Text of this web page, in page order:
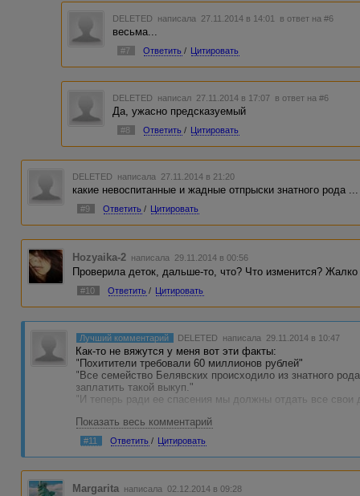
DELETED написала 27.11.2014 в 14:01 в ответ на #6
весьма...
#7 Ответить / Цитировать
DELETED написал 27.11.2014 в 17:07 в ответ на #6
Да, ужасно предсказуемый
#8 Ответить / Цитировать
DELETED написала 27.11.2014 в 21:20
какие невоспитанные и жадные отпрыски знатного рода ...
#9 Ответить / Цитировать
Hozyaika-2 написала 29.11.2014 в 00:56
Проверила деток, дальше-то, что? Что изменится?
#10 Ответить / Цитировать
Лучший комментарий DELETED написала 29.11.2014 в 10:47
Как-то не вяжутся у меня вот эти факты:
"Похитители требовали 60 миллионов рублей"
"Все семейство Белявских происходило из знатного
заплатить такой выкуп."
"И теперь ради ее спасения мы должны отдать все свои
В России знатное происхождение не равно богатство,
позволить или это было все, что у них есть? Как-то у
происхождение. Не верится в такое коварство детей.
наверняка убили? Почему бы не обратиться в полицию
сложилось в рассказе, имхо. Автор, вы, наверное,
Удачи.
Показать весь комментарий
#11 Ответить / Цитировать
Margarita написала 02.12.2014 в 09:28